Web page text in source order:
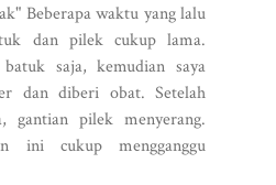
Beberapa waktu yang lalu
dan pilek cukup lama.
saja, kemudian saya
dan diberi obat. Setelah
gantian pilek menyerang.
ini cukup mengganggu